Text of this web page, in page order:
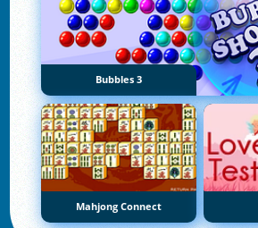
Bubbles 3
Mahjong Connect